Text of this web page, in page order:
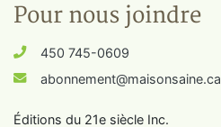
Pour nous joindre
450 745-0609
abonnement@maisonsaine.ca
Éditions du 21e siècle Inc.